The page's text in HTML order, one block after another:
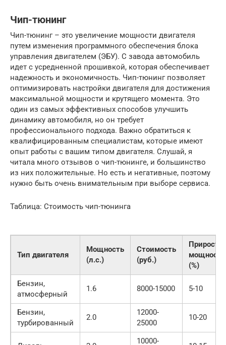
Чип-тюнинг
Чип-тюнинг – это увеличение мощности двигателя
путем изменения программного обеспечения блока
управления двигателем (ЭБУ). С завода автомобиль
идет с усредненной прошивкой, которая обеспечивает
надежность и экономичность. Чип-тюнинг позволяет
оптимизировать настройки двигателя для достижения
максимальной мощности и крутящего момента. Это
один из самых эффективных способов улучшить
динамику автомобиля, но он требует
профессионального подхода. Важно обратиться к
квалифицированным специалистам, которые имеют
опыт работы с вашим типом двигателя. Слушай, я
читала много отзывов о чип-тюнинге, и большинство
из них положительные. Но есть и негативные, поэтому
нужно быть очень внимательным при выборе сервиса.
Таблица: Стоимость чип-тюнинга
Тип двигателя
Мощность
(л.с.)
Стоимость
(руб.)
Прирост
мощности
(%)
Бензин,
атмосферный
1.6 8000-15000 5-10
Бензин,
турбированный
2.0
12000-
25000
10-20
10000-